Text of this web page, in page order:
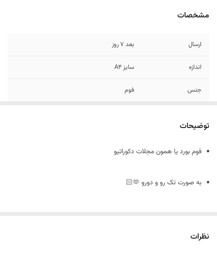
مشخصات
ارسال بعد 7 روز
اندازه سایز A4
جنس فوم
توضیحات
فوم بورد یا همون مجلات دکوراتیو
به صورت تک رو و دورو 🫶🏻
نظرات